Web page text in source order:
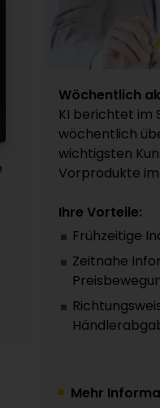
Wöchentlich
KI berichtet im
wöchentlich
wichtigsten
Vorprodukte
Ihre Vorteile:
Frühzeitige
Zeitnahe
Mehr